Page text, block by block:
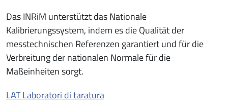
Das INRiM unterstützt das Nationale
Kalibrierungssystem, indem es die Qualität der
messtechnischen Referenzen garantiert und für die
Verbreitung der nationalen Normale für die
Maßeinheiten sorgt.
LAT Laboratori di taratura